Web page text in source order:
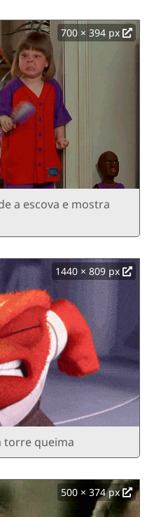
700 × 394 px
a escova e mostra
1440 × 809 px
torre queima
500 × 374 px